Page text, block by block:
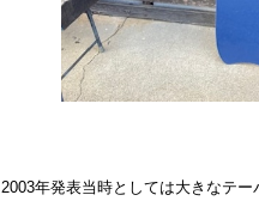
2003年発表当時としては大きなテ